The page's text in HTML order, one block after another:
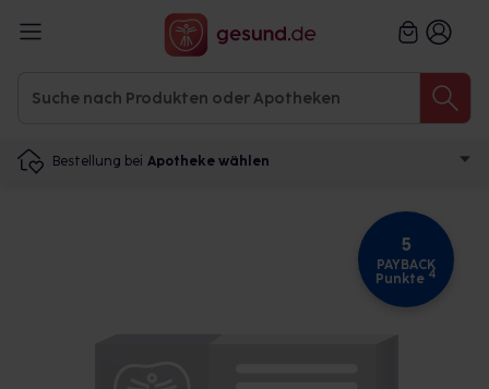
Bestellung bei Apotheke wählen
5
PAYBACK
Punkte 4